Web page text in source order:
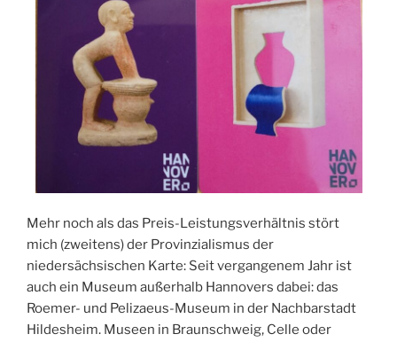
Mehr noch als das Preis-Leistungsverhältnis stört
mich (zweitens) der Provinzialismus der
niedersächsischen Karte: Seit vergangenem Jahr ist
auch ein Museum außerhalb Hannovers dabei: das
Roemer- und Pelizaeus-Museum in der Nachbarstadt
Hildesheim. Museen in Braunschweig, Celle oder